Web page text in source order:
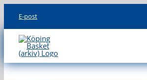
content
E-post
KLUBBEN